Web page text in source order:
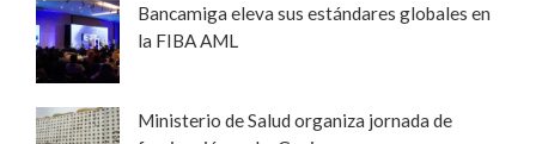
Bancamiga eleva sus estándares globales en
la FIBA AML
Ministerio de Salud organiza jornada de